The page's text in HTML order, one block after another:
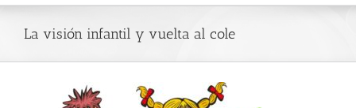
La visión infantil y vuelta al cole